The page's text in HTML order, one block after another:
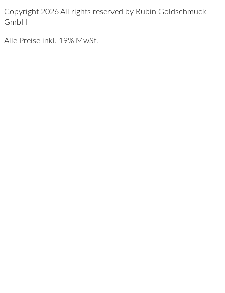
Copyright 2026 All rights reserved by Rubin Goldschmuck
GmbH
Alle Preise inkl. 19% MwSt.